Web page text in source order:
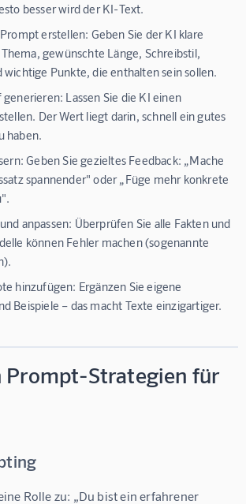
besser wird der KI-Text.
erstellen: Geben Sie der KI klare
gewünschte Länge, Schreibstil,
wichtige Punkte, die enthalten sein sollen.
generieren: Lassen Sie die KI einen
Der Wert liegt darin, schnell ein gutes
haben.
Geben Sie gezieltes Feedback: „Mache
spannender" oder „Füge mehr konkrete
anpassen: Überprüfen Sie alle Fakten und
können Fehler machen (sogenannte
hinzufügen: Ergänzen Sie eigene
Beispiele – das macht Texte einzigartiger.
Prompt-Strategien für
Rolle zu: „Du bist ein erfahrener